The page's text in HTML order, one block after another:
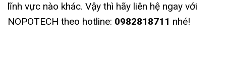
lĩnh vực nào khác. Vậy thì hãy liên hệ ngay với
NOPOTECH theo hotline: 0982818711 nhé!